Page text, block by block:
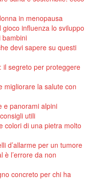
in menopausa
gioco influenza lo sviluppo
bambini
devi sapere su questi
il segreto per proteggere
migliorare la salute con
e panorami alpini
utili
colori di una pietra molto
d’allarme per un tumore
è l’errore da non
concreto per chi ha